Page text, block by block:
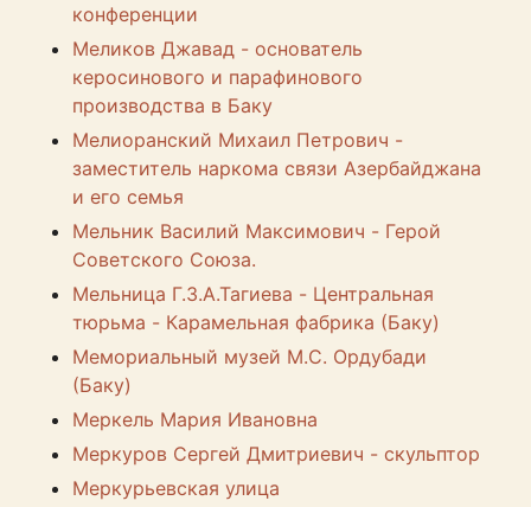
конференции
Меликов Джавад - основатель
керосинового и парафинового
производства в Баку
Мелиоранский Михаил Петрович -
заместитель наркома связи Азербайджана
и его семья
Мельник Василий Максимович - Герой
Советского Союза.
Мельница Г.З.А.Тагиева - Центральная
тюрьма - Карамельная фабрика (Баку)
Мемориальный музей М.С. Ордубади
(Баку)
Меркель Мария Ивановна
Меркуров Сергей Дмитриевич - скульптор
Меркурьевская улица